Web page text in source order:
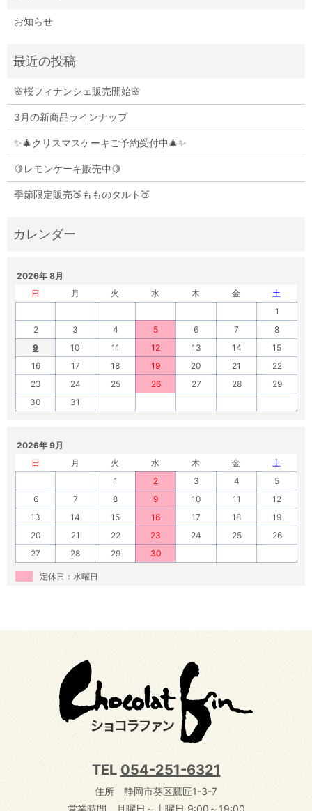
お知らせ
🌸桜フィナンシェ販売開始🌸
3月の新商品ラインナップ
✨🎄クリスマスケーキご予約受付中🎄✨
🍋レモンケーキ販売中🍋
季節限定販売🍑もものタルト🍑
2026年 8月
日
月 火 水 木 金
土
1
2
3 4 5 6 7
8
9
10 11 12 13 14
15
16
17 18 19 20 21
22
23
24 25 26 27 28
29
30
31
2026年 9月
日
月 火 水 木 金
土
1
2 3 4
5
6
7 8 9 10 11
12
13
14 15 16 17 18
19
20
21 22 23 24 25
26
27
28 29 30
定休日：水曜日
TEL 054-251-6321
住所 静岡市葵区鷹匠1-3-7
営業時間 月曜日～土曜日 9:00～19:00